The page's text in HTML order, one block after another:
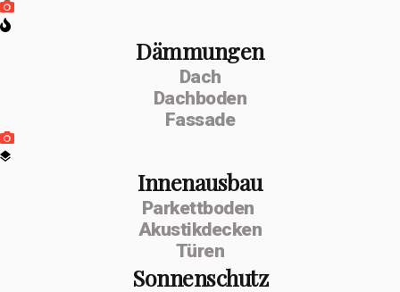
Dämmungen
Dach
Dachboden
Fassade
Innenausbau
Parkettboden
Akustikdecken
Türen
Sonnenschutz